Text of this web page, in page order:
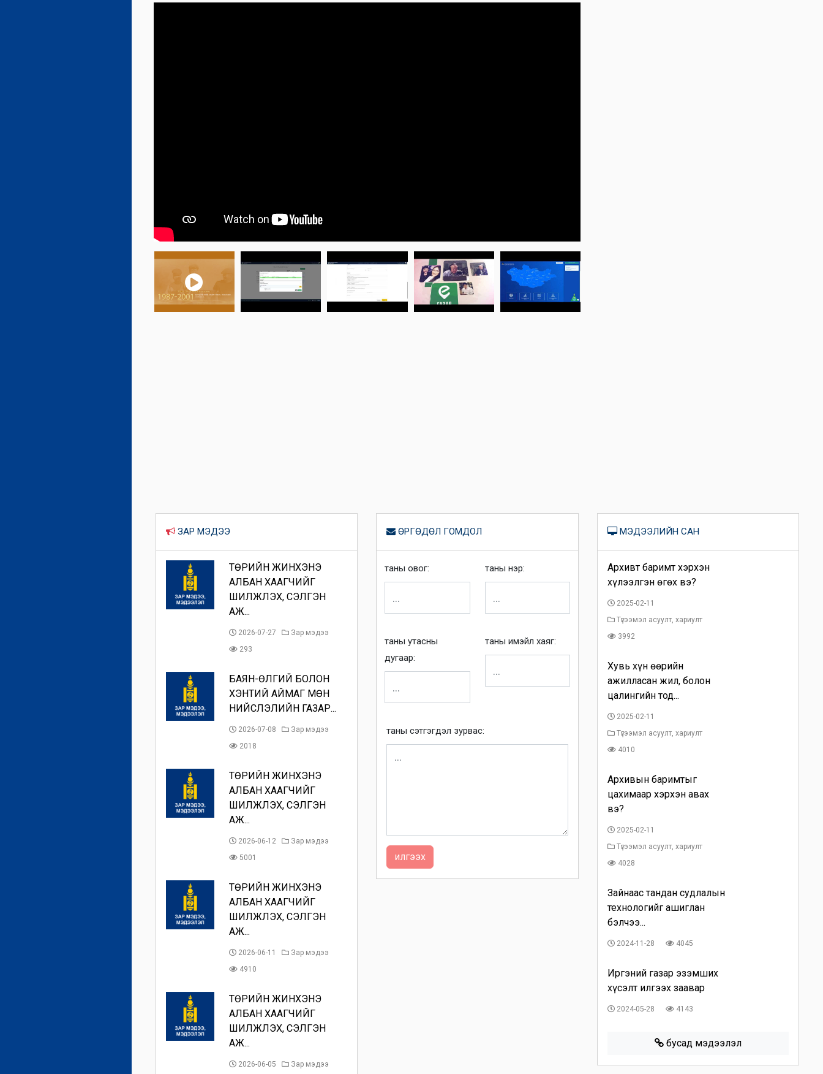
ЗАР МЭДЭЭ
ТӨРИЙН ЖИНХЭНЭ
АЛБАН ХААГЧИЙГ
ШИЛЖҮҮЛЭХ, СЭЛГЭН
АЖ...
2026-07-27
Зар мэдээ
293
БАЯН-ӨЛГИЙ БОЛОН
ХЭНТИЙ АЙМАГ МӨН
НИЙСЛЭЛИЙН ГАЗАР...
2026-07-08
Зар мэдээ
2018
ТӨРИЙН ЖИНХЭНЭ
АЛБАН ХААГЧИЙГ
ШИЛЖҮҮЛЭХ, СЭЛГЭН
АЖ...
2026-06-12
Зар мэдээ
5001
ТӨРИЙН ЖИНХЭНЭ
АЛБАН ХААГЧИЙГ
ШИЛЖҮҮЛЭХ, СЭЛГЭН
АЖ...
2026-06-11
Зар мэдээ
4910
ТӨРИЙН ЖИНХЭНЭ
АЛБАН ХААГЧИЙГ
ШИЛЖҮҮЛЭХ, СЭЛГЭН
АЖ...
2026-06-05 Зар мэдээ
ӨРГӨДӨЛ ГОМДОЛ
таны овог: таны нэр:
таны утасны
дугаар:
таны имэйл хаяг:
таны сэтгэгдэл зурвас:
илгээх
МЭДЭЭЛИЙН САН
Архивт баримт хэрхэн
хүлээлгэн өгөх вэ?
2025-02-11
Түгээмэл асуулт, хариулт
3992
Хувь хүн өөрийн
ажилласан жил, болон
цалингийн тод...
2025-02-11
Түгээмэл асуулт, хариулт
4010
Архивын баримтыг
цахимаар хэрхэн авах
вэ?
2025-02-11
Түгээмэл асуулт, хариулт
4028
Зайнаас тандан судлалын
технологийг ашиглан
бэлчээ...
2024-11-28 4045
Иргэний газар эзэмших
хүсэлт илгээх заавар
2024-05-28 4143
бусад мэдээлэл